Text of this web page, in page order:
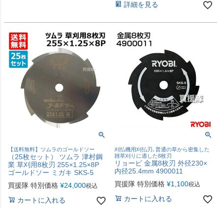
詳細を見る
【送料無料】ツムラのゴールドソー
（25枚セット） ツムラ 津村鋼
業 草刈用8枚刃 255×1.25×8P
ゴールドソー ミガキ SKS-5
買援隊 特別価格 ¥24,000税込
カートに入れる
刈払機用刈払刃､普通の草から密集した
雑草刈りに適した8枚刃
リョービ 金属8枚刃 外径230×
内径25.4mm 4900011
買援隊 特別価格 ¥1,100税込
カートに入れる